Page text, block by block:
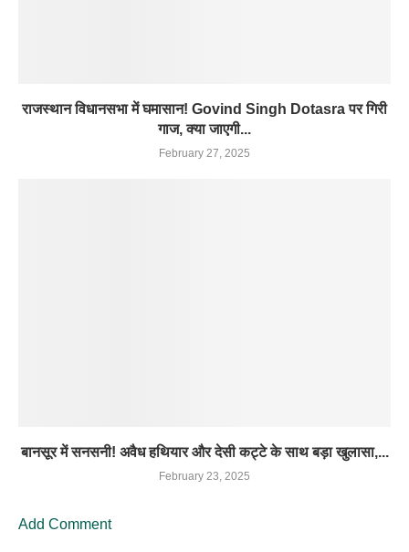
राजस्थान विधानसभा में घमासान! Govind Singh Dotasra पर गिरी
गाज, क्या जाएगी...
February 27, 2025
बानसूर में सनसनी! अवैध हथियार और देसी कट्टे के साथ बड़ा खुलासा,...
February 23, 2025
Add Comment